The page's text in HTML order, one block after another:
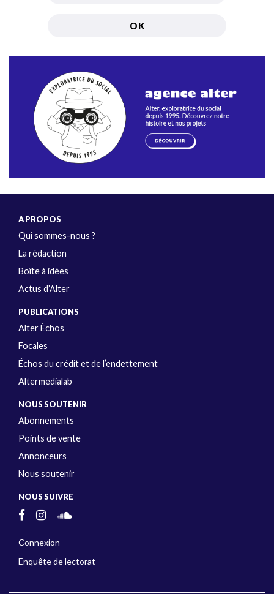
A PROPOS
Qui sommes-nous ?
La rédaction
Boîte à idées
Actus d’Alter
PUBLICATIONS
Alter Échos
Focales
Échos du crédit et de l’endettement
Altermedialab
NOUS SOUTENIR
Abonnements
Points de vente
Annonceurs
Nous soutenir
NOUS SUIVRE
Connexion
Enquête de lectorat